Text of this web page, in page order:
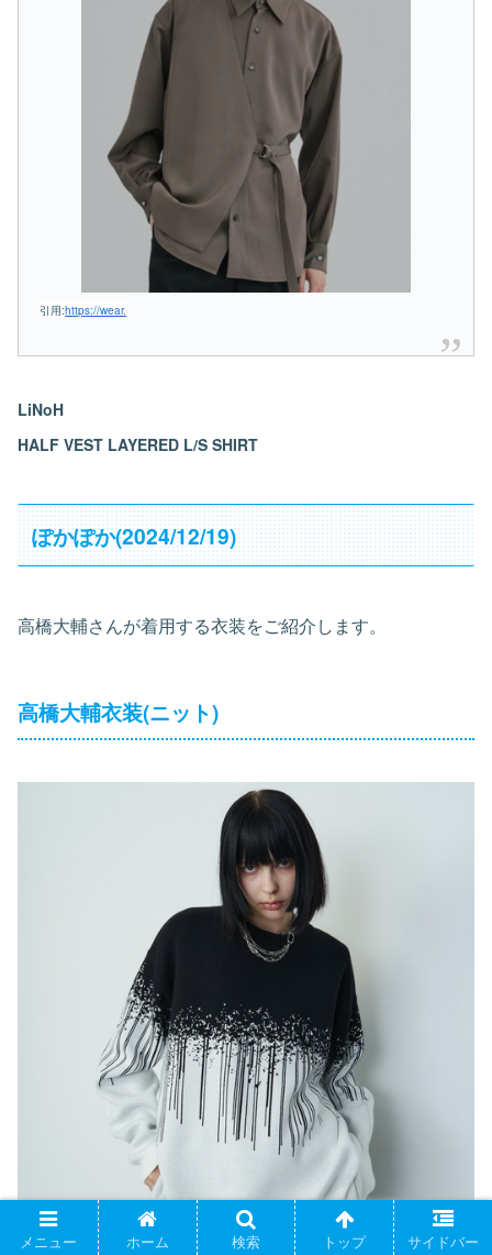
引用:https://wear.
LiNoH
HALF VEST LAYERED L/S SHIRT
ぽかぽか(2024/12/19)
高橋大輔さんが着用する衣装をご紹介します。
高橋大輔衣装(ニット)
メニュー ホーム 検索 トップ サイドバー